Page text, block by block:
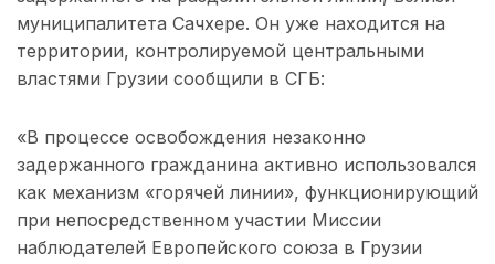
муниципалитета Сачхере. Он уже находится на
территории, контролируемой центральными
властями Грузии сообщили в СГБ:
«В процессе освобождения незаконно
задержанного гражданина активно использовался
как механизм «горячей линии», функционирующий
при непосредственном участии Миссии
наблюдателей Европейского союза в Грузии